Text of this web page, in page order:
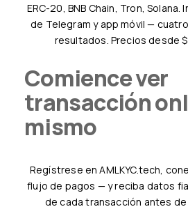
ERC-20, BNB Chain, Tron,
de Telegram y app móvil —
resultados. Precios desde
Comience ver
transacción
mismo
Regístrese en AMLKYC.tech, conecte la API REST a su
flujo de pagos — y reciba datos
de cada transacción antes de